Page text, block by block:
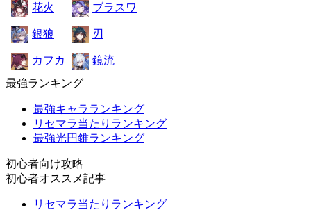
花火 ブラスワ
銀狼 刃
カフカ
鏡流
最強ランキング
最強キャラランキング
リセマラ当たりランキング
最強光円錐ランキング
初心者向け攻略
初心者オススメ記事
リセマラ当たりランキング